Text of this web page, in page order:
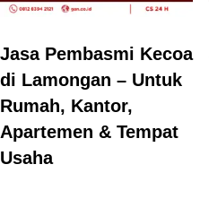
Jasa Pembasmi Kecoa
di Lamongan – Untuk
Rumah, Kantor,
Apartemen & Tempat
Usaha